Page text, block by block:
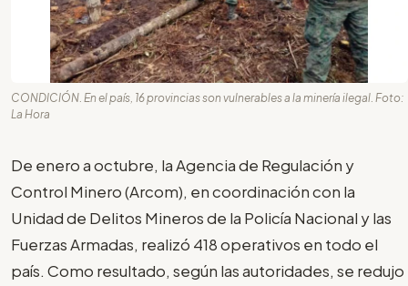
CONDICIÓN. En el país, 16 provincias son vulnerables a la minería ilegal. Foto:
La Hora
De enero a octubre, la Agencia de Regulación y
Control Minero (Arcom), en coordinación con la
Unidad de Delitos Mineros de la Policía Nacional y las
Fuerzas Armadas, realizó 418 operativos en todo el
país. Como resultado, según las autoridades, se redujo